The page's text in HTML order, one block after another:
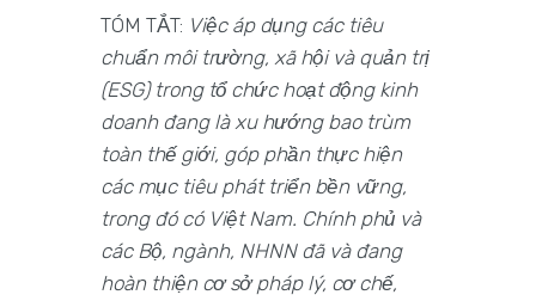
TÓM TẮT: Việc áp dụng các tiêu
chuẩn môi trường, xã hội và quản trị
(ESG) trong tổ chức hoạt động kinh
doanh đang là xu hướng bao trùm
toàn thế giới, góp phần thực hiện
các mục tiêu phát triển bền vững,
trong đó có Việt Nam. Chính phủ và
các Bộ, ngành, NHNN đã và đang
hoàn thiện cơ sở pháp lý, cơ chế,